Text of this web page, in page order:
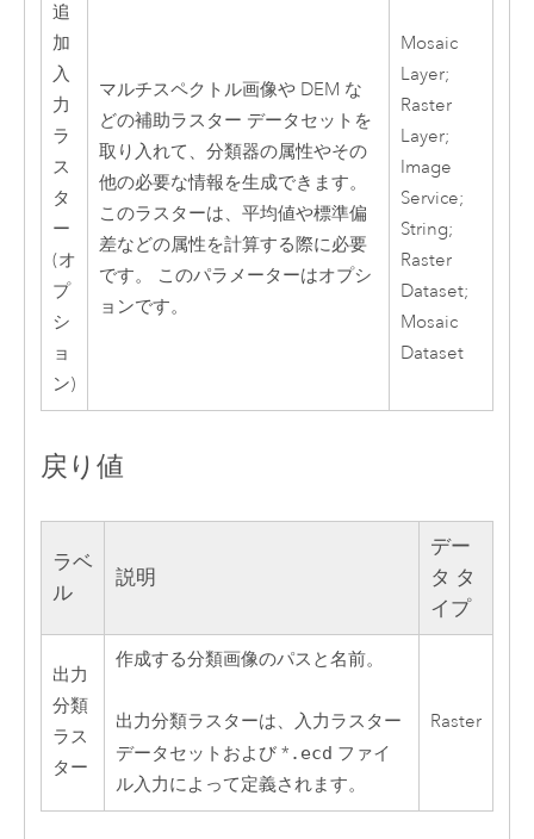
追
加
入
力
ラ
ス
タ
ー
(オ
プ
シ
ョ
ン)
マルチスペクトル画像や DEM な
どの補助ラスター データセットを
取り入れて、分類器の属性やその
他の必要な情報を生成できます。
このラスターは、平均値や標準偏
差などの属性を計算する際に必要
です。 このパラメーターはオプシ
ョンです。
Mosaic
Layer;
Raster
Layer;
Image
Service;
String;
Raster
Dataset;
Mosaic
Dataset
戻り値
ラベ
ル
説明
デー
タ タ
イプ
出力
分類
ラス
ター
作成する分類画像のパスと名前。
出力分類ラスターは、入力ラスター
データセットおよび * .ecd ファイ
ル入力によって定義されます。
Raster